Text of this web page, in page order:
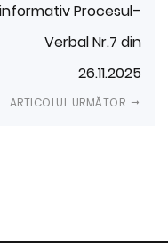
informativ Procesul–
Verbal Nr.7 din
26.11.2025
ARTICOLUL URMĂTOR